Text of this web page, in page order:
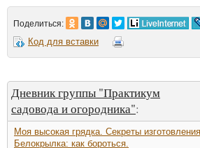
Поделиться:
Код для вставки
Дневник группы "Практикум
садовода и огородника":
Моя высокая грядка. Секреты
Белокрылка: как бороться.